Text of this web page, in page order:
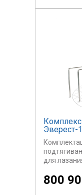
Эверест-1
для
сделанная
800